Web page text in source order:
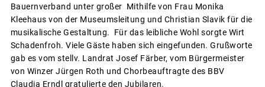
Bauernverband unter großer Mithilfe von Frau Monika
Kleehaus von der Museumsleitung und Christian Slavik für die
musikalische Gestaltung. Für das leibliche Wohl sorgte Wirt
Schadenfroh. Viele Gäste haben sich eingefunden. Grußworte
gab es vom stellv. Landrat Josef Färber, vom Bürgermeister
von Winzer Jürgen Roth und Chorbeauftragte des BBV
Claudia Erndl gratulierte den Jubilaren.